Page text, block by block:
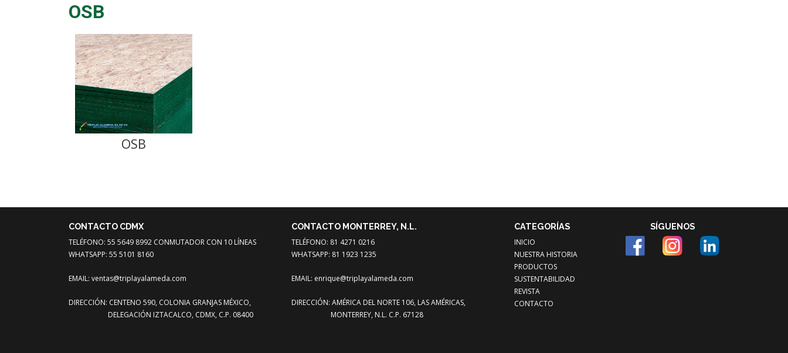
OSB
OSB
CONTACTO CDMX
TELÉFONO: 55 5649 8992 CONMUTADOR CON 10 LÍNEAS
WHATSAPP: 55 5101 8160
EMAIL: ventas@triplayalameda.com
DIRECCIÓN: CENTENO 590, COLONIA GRANJAS MÉXICO,
DELEGACIÓN IZTACALCO, CDMX, C.P. 08400
CONTACTO MONTERREY, N.L.
TELÉFONO: 81 4271 0216
WHATSAPP: 81 1923 1235
EMAIL: enrique@triplayalameda.com
DIRECCIÓN: AMÉRICA DEL NORTE 106, LAS AMÉRICAS,
MONTERREY, N.L. C.P. 67128
CATEGORÍAS
INICIO
NUESTRA HISTORIA
PRODUCTOS
SUSTENTABILIDAD
REVISTA
CONTACTO
SÍGUENOS